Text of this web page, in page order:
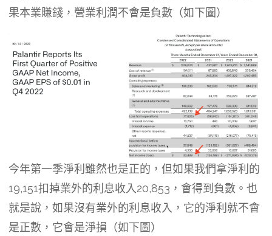
果本業賺錢，營業利潤不會是負數（如下圖）
今年第一季淨利雖然也是正的，但如果我們拿淨利的
19,151扣掉業外的利息收入20,853，會得到負數。也
就是說，如果沒有業外的利息收入，它的淨利就不會
是正數，它會是淨損（如下圖）